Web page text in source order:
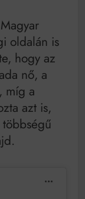
oldalán is
hogy az
nő, a
míg a
azt is,